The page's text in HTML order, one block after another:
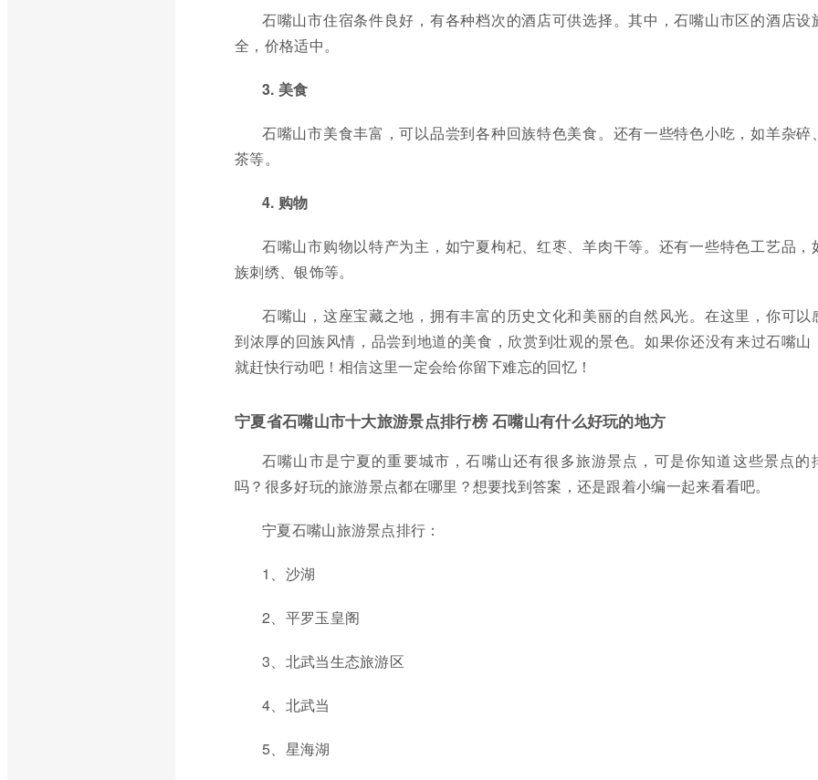
石嘴山市住宿条件良好，有各种档次的酒店可供选择。其中，石嘴山市区的酒店设
全，价格适中。
3. 美食
石嘴山市美食丰富，可以品尝到各种回族特色美食。还有一些特色小吃，如羊杂碎
茶等。
4. 购物
石嘴山市购物以特产为主，如宁夏枸杞、红枣、羊肉干等。还有一些特色工艺品，
族刺绣、银饰等。
石嘴山，这座宝藏之地，拥有丰富的历史文化和美丽的自然风光。在这里，你可以
到浓厚的回族风情，品尝到地道的美食，欣赏到壮观的景色。如果你还没有来过石嘴山
就赶快行动吧！相信这里一定会给你留下难忘的回忆！
宁夏省石嘴山市十大旅游景点排行榜 石嘴山有什么好玩的地方
石嘴山市是宁夏的重要城市，石嘴山还有很多旅游景点，可是你知道这些景点的
吗？很多好玩的旅游景点都在哪里？想要找到答案，还是跟着小编一起来看看吧。
宁夏石嘴山旅游景点排行：
1、沙湖
2、平罗玉皇阁
3、北武当生态旅游区
4、北武当
5、星海湖